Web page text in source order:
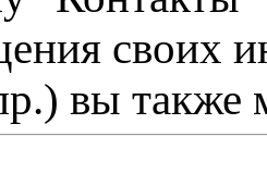
своих
вы также